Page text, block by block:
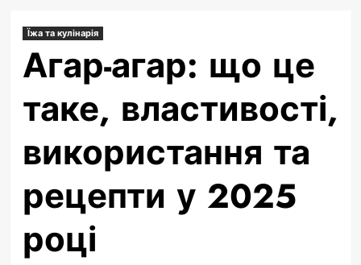
Їжа та кулінарія
Агар-агар: що це
таке, властивості,
використання та
рецепти у 2025
році